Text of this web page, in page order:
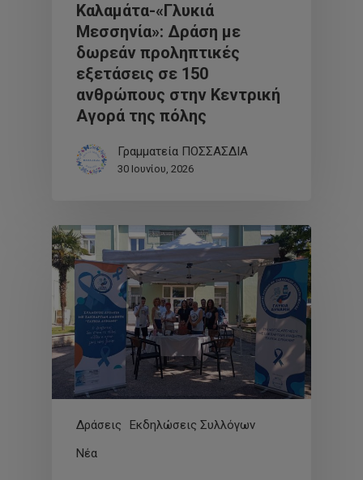
Καλαμάτα-«Γλυκιά
Μεσσηνία»: Δράση με
δωρεάν προληπτικές
εξετάσεις σε 150
ανθρώπους στην Κεντρική
Αγορά της πόλης
Γραμματεία ΠΟΣΣΑΣΔΙΑ
30 Ιουνίου, 2026
Δράσεις
Εκδηλώσεις Συλλόγων
Νέα